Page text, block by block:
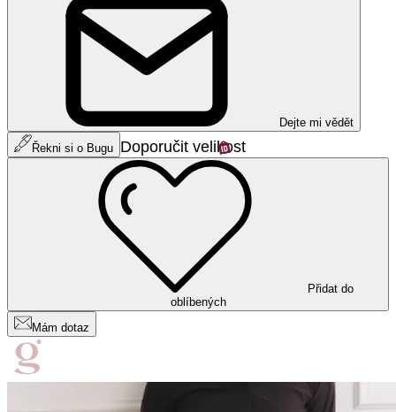
Dejte mi vědět
Řekni si o Bugu Doporučit velikost
Přidat do
oblíbených
Mám dotaz